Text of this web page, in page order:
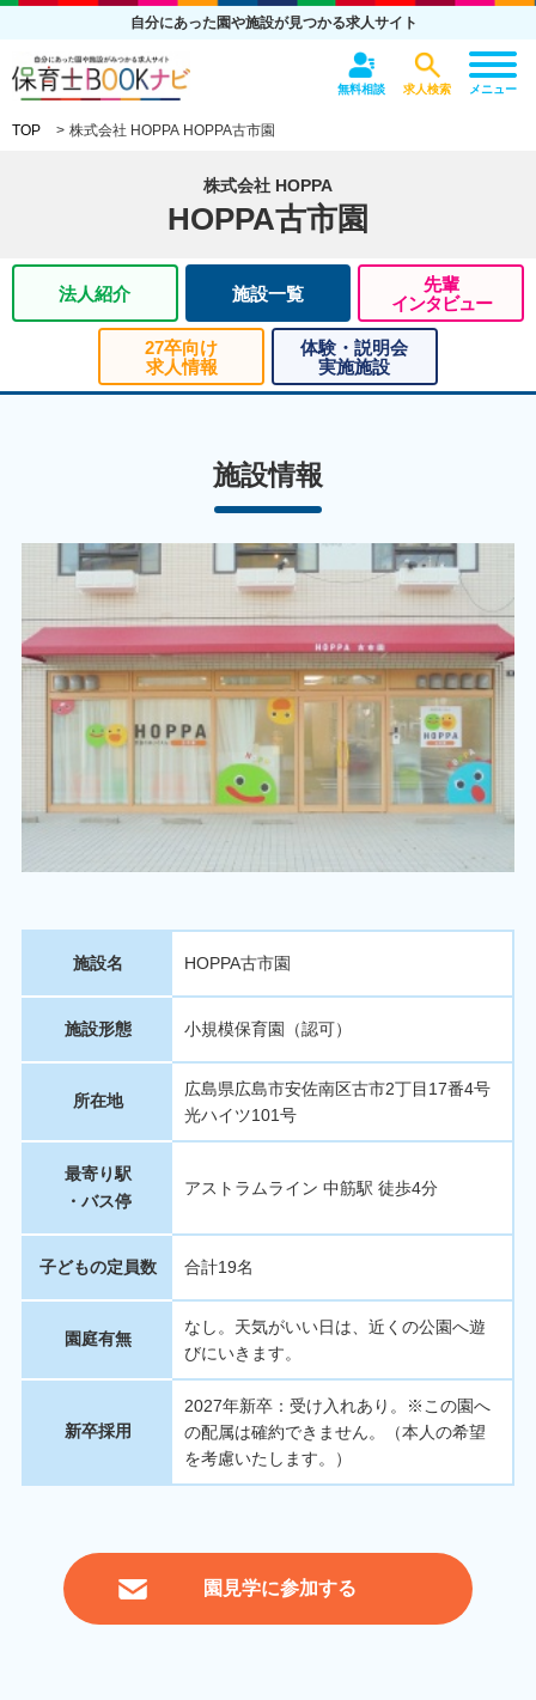
自分にあった園や施設が見つかる求人サイト
無料相談 求人検索 メニュー
TOP 株式会社 HOPPA HOPPA古市園
株式会社 HOPPA
HOPPA古市園
法人紹介 施設一覧
先輩
インタビュー
27卒向け
求人情報
体験・説明会
実施施設
施設情報
施設名 HOPPA古市園
施設形態 小規模保育園（認可）
所在地
広島県広島市安佐南区古市2丁目17番4号
光ハイツ101号
最寄り駅
・バス停
アストラムライン 中筋駅 徒歩4分
子どもの定員数 合計19名
園庭有無
なし。天気がいい日は、近くの公園へ遊
びにいきます。
新卒採用
2027年新卒：受け入れあり。※この園へ
の配属は確約できません。（本人の希望
を考慮いたします。）
園見学に参加する